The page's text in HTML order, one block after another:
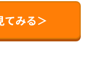
てみる＞